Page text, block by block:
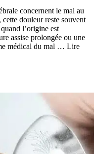
concernent le mal au
douleur reste souvent
l’origine est
assise prolongée ou une
médical du mal … Lire